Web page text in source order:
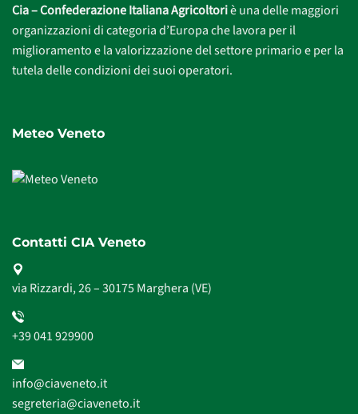
Cia – Confederazione Italiana Agricoltoriè una delle maggiori
organizzazioni di categoria d’Europa che lavora per il
miglioramento e la valorizzazione del settore primario e per la
tutela delle condizioni dei suoi operatori.
Meteo Veneto
Contatti CIA Veneto
via Rizzardi, 26 – 30175 Marghera (VE)
+39 041 929900
info@ciaveneto.it
segreteria@ciaveneto.it